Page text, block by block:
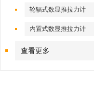
轮辐式数显推拉力计
内置式数显推拉力计
查看更多